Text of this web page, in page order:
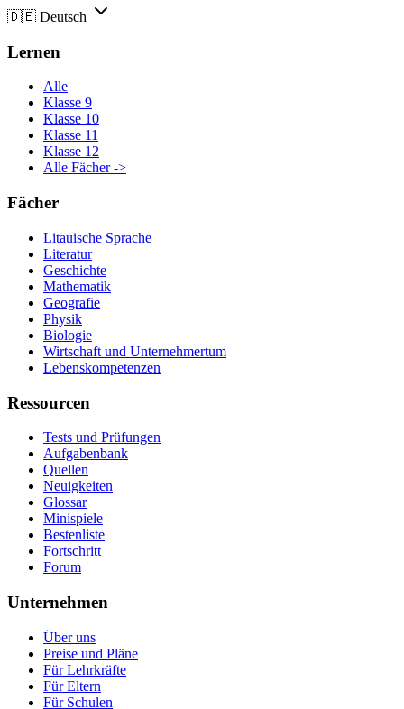
🇩🇪 Deutsch
Lernen
Alle
Klasse 9
Klasse 10
Klasse 11
Klasse 12
Alle Fächer ->
Fächer
Litauische Sprache
Literatur
Geschichte
Mathematik
Geografie
Physik
Biologie
Wirtschaft und Unternehmertum
Lebenskompetenzen
Ressourcen
Tests und Prüfungen
Aufgabenbank
Quellen
Neuigkeiten
Glossar
Minispiele
Bestenliste
Fortschritt
Forum
Unternehmen
Über uns
Preise und Pläne
Für Lehrkräfte
Für Eltern
Für Schulen